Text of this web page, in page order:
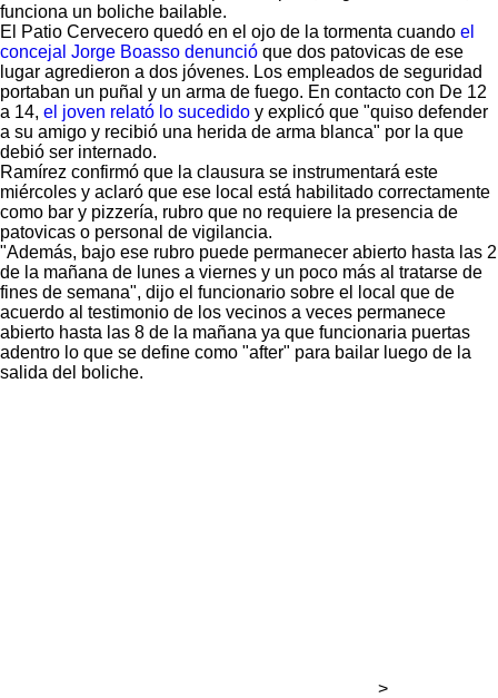
funciona un boliche bailable.
El Patio Cervecero quedó en el ojo de la tormenta cuando el
concejal Jorge Boasso denunció que dos patovicas de ese
lugar agredieron a dos jóvenes. Los empleados de seguridad
portaban un puñal y un arma de fuego. En contacto con De 12
a 14, el joven relató lo sucedido y explicó que "quiso defender
a su amigo y recibió una herida de arma blanca" por la que
debió ser internado.
Ramírez confirmó que la clausura se instrumentará este
miércoles y aclaró que ese local está habilitado correctamente
como bar y pizzería, rubro que no requiere la presencia de
patovicas o personal de vigilancia.
"Además, bajo ese rubro puede permanecer abierto hasta las 2
de la mañana de lunes a viernes y un poco más al tratarse de
fines de semana", dijo el funcionario sobre el local que de
acuerdo al testimonio de los vecinos a veces permanece
abierto hasta las 8 de la mañana ya que funcionaria puertas
adentro lo que se define como "after" para bailar luego de la
salida del boliche.
>